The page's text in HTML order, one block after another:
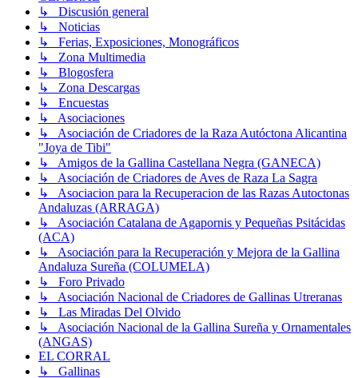
↳ Discusión general
↳ Noticias
↳ Ferias, Exposiciones, Monográficos
↳ Zona Multimedia
↳ Blogosfera
↳ Zona Descargas
↳ Encuestas
↳ Asociaciones
↳ Asociación de Criadores de la Raza Autóctona Alicantina
"Joya de Tibi"
↳ Amigos de la Gallina Castellana Negra (GANECA)
↳ Asociación de Criadores de Aves de Raza La Sagra
↳ Asociacion para la Recuperacion de las Razas Autoctonas
Andaluzas (ARRAGA)
↳ Asociación Catalana de Agapornis y Pequeñas Psitácidas
(ACA)
↳ Asociación para la Recuperación y Mejora de la Gallina
Andaluza Sureña (COLUMELA)
↳ Foro Privado
↳ Asociación Nacional de Criadores de Gallinas Utreranas
↳ Las Miradas Del Olvido
↳ Asociación Nacional de la Gallina Sureña y Ornamentales
(ANGAS)
EL CORRAL
↳ Gallinas